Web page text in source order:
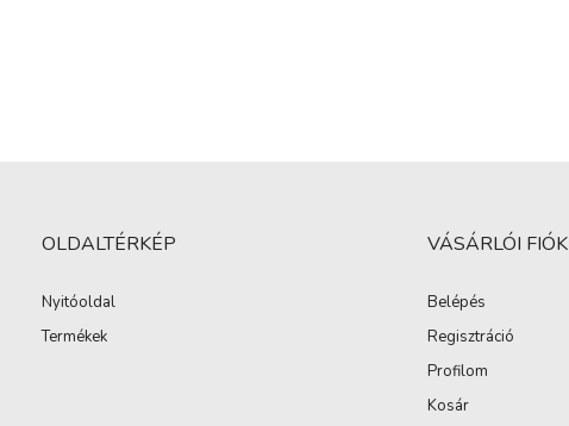
OLDALTÉRKÉP
Nyitóoldal
Termékek
VÁSÁRLÓI FIÓK
Belépés
Regisztráció
Profilom
Kosár